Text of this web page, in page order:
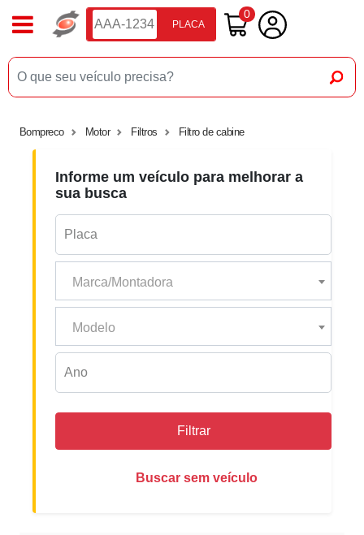
PLACA
0
Bompreco Motor Filtros Filtro de cabine
Informe um veículo para melhorar a
sua busca
Marca/Montadora
Modelo
Filtrar
Buscar sem veículo